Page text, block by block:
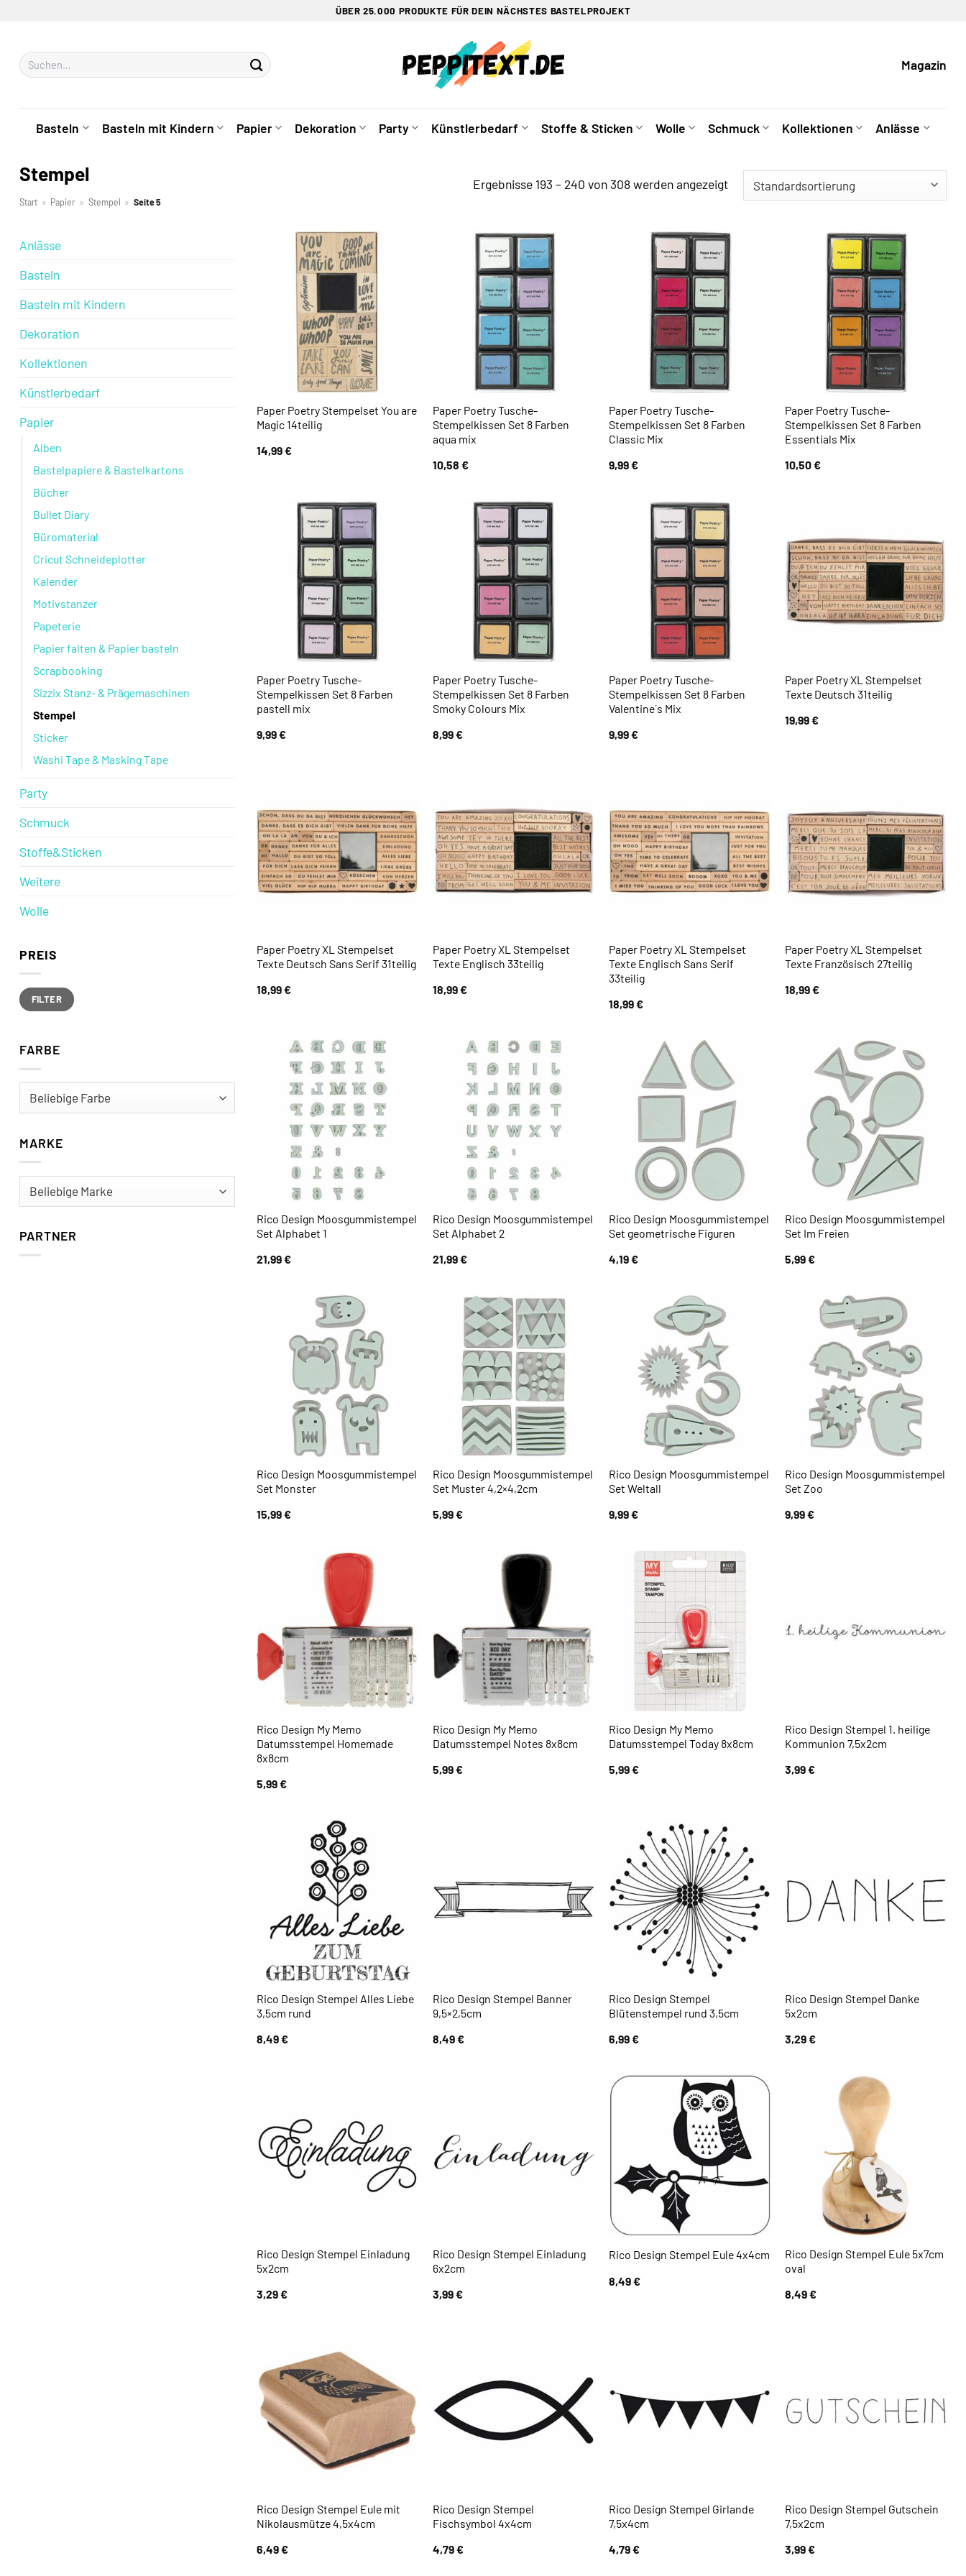
springen
ÜBER 25.000 PRODUKTE FÜR DEIN NÄCHSTES BASTELPROJEKT
Suchen
nach:
Magazin
Basteln Basteln mit Kindern Papier Dekoration Party Künstlerbedarf Stoffe & Sticken Wolle Schmuck Kollektionen Anlässe
Stempel
Start » Papier » Stempel » Seite 5
Ergebnisse 193 – 240 von 308 werden angezeigt
Anlässe
Basteln
Basteln mit Kindern
Dekoration
Kollektionen
Künstlerbedarf
Papier
Alben
Bastelpapiere & Bastelkartons
Bücher
Bullet Diary
Büromaterial
Cricut Schneideplotter
Kalender
Motivstanzer
Papeterie
Papier falten & Papier basteln
Scrapbooking
Sizzix Stanz- & Prägemaschinen
Stempel
Sticker
Washi Tape & Masking Tape
Party
Schmuck
Stoffe&Sticken
Weitere
Wolle
PREIS
Min.
Preis
Max.
PreisFILTER
FARBE
MARKE
PARTNER
Paper Poetry Stempelset You are
Magic 14teilig
14,99€
Paper Poetry Tusche-
Stempelkissen Set 8 Farben
aqua mix
10,58 €
Paper Poetry Tusche-
Stempelkissen Set 8 Farben
Classic Mix
9,99€
Paper Poetry Tusche-
Stempelkissen Set 8 Farben
Essentials Mix
10,50€
Paper Poetry Tusche-
Stempelkissen Set 8 Farben
pastell mix
9,99€
Paper Poetry Tusche-
Stempelkissen Set 8 Farben
Smoky Colours Mix
8,99€
Paper Poetry Tusche-
Stempelkissen Set 8 Farben
Valentine´s Mix
9,99€
Paper Poetry XL Stempelset
Texte Deutsch 31teilig
19,99€
Paper Poetry XL Stempelset
Texte Deutsch Sans Serif 31teilig
18,99€
Paper Poetry XL Stempelset
Texte Englisch 33teilig
18,99€
Paper Poetry XL Stempelset
Texte Englisch Sans Serif
33teilig
18,99€
Paper Poetry XL Stempelset
Texte Französisch 27teilig
18,99€
Rico Design Moosgummistempel
Set Alphabet 1
21,99€
Rico Design Moosgummistempel
Set Alphabet 2
21,99€
Rico Design Moosgummistempel
Set geometrische Figuren
4,19€
Rico Design Moosgummistempel
Set Im Freien
5,99€
Rico Design Moosgummistempel
Set Monster
15,99€
Rico Design Moosgummistempel
Set Muster 4,2×4,2cm
5,99€
Rico Design Moosgummistempel
Set Weltall
9,99€
Rico Design Moosgummistempel
Set Zoo
9,99€
Rico Design My Memo
Datumsstempel Homemade
8x8cm
5,99€
Rico Design My Memo
Datumsstempel Notes 8x8cm
5,99€
Rico Design My Memo
Datumsstempel Today 8x8cm
5,99€
Rico Design Stempel 1. heilige
Kommunion 7,5x2cm
3,99€
Rico Design Stempel Alles Liebe
3,5cm rund
8,49€
Rico Design Stempel Banner
9,5×2,5cm
8,49€
Rico Design Stempel
Blütenstempel rund 3,5cm
6,99€
Rico Design Stempel Danke
5x2cm
3,29€
Rico Design Stempel Einladung
5x2cm
3,29€
Rico Design Stempel Einladung
6x2cm
3,99€
Rico Design Stempel Eule 4x4cm
8,49€
Rico Design Stempel Eule 5x7cm
oval
8,49€
Rico Design Stempel Eule mit
Nikolausmütze 4,5x4cm
6,49€
Rico Design Stempel
Fischsymbol 4x4cm
4,79€
Rico Design Stempel Girlande
7,5x4cm
4,79€
Rico Design Stempel Gutschein
7,5x2cm
3,99€